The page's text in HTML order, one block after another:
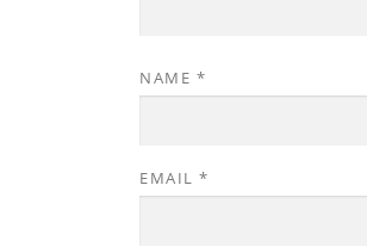
NAME *
EMAIL *